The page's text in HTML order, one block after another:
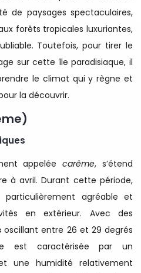
de paysages spectaculaires,
forêts tropicales luxuriantes,
Toutefois, pour tirer le
sur cette île paradisiaque, il
le climat qui y règne et
la découvrir.
appeléecarême, s’étend
à avril. Durant cette période,
particulièrement agréable et
en extérieur. Avec des
oscillant entre 26 et 29 degrés
est caractérisée par un
une humidité relativement